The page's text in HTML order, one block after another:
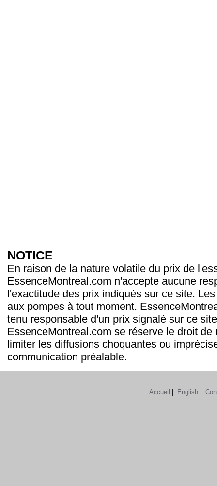
NOTICE
En raison de la nature volatile du prix de
EssenceMontreal.com n'accepte aucune
l'exactitude des prix indiqués sur ce site.
aux pompes à tout moment.
tenu responsable d'un prix signalé sur ce
EssenceMontreal.com se réserve le droit de
limiter les diffusions choquantes ou
communication préalable.
Accueil English|